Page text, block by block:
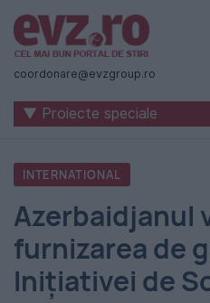
Știri
naționale
internaționale
România
-
Evenimentul
Zilei
coordonare@evzgroup.ro
▼ Proiecte speciale
INTERNATIONAL
Azerbaidjanul
furnizarea de
Inițiativei de